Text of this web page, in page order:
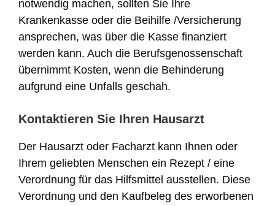
notwendig machen, sollten Sie Ihre
Krankenkasse oder die Beihilfe /Versicherung
ansprechen, was über die Kasse finanziert
werden kann. Auch die Berufsgenossenschaft
übernimmt Kosten, wenn die Behinderung
aufgrund eine Unfalls geschah.
Kontaktieren Sie Ihren Hausarzt
Der Hausarzt oder Facharzt kann Ihnen oder
Ihrem geliebten Menschen ein Rezept / eine
Verordnung für das Hilfsmittel ausstellen. Diese
Verordnung und den Kaufbeleg des erworbenen